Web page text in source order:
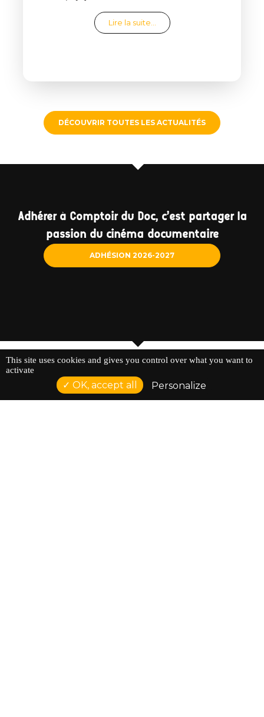
Lire la suite… from Clap de fin de saison
DÉCOUVRIR TOUTES LES ACTUALITÉS
Adhérer à Comptoir du Doc, c'est partager la
passion du cinéma documentaire
ADHÉSION 2026-2027
NOS PARTENAIRES
This site uses cookies and gives you control over what you want to
activate
OK, accept all Personalize